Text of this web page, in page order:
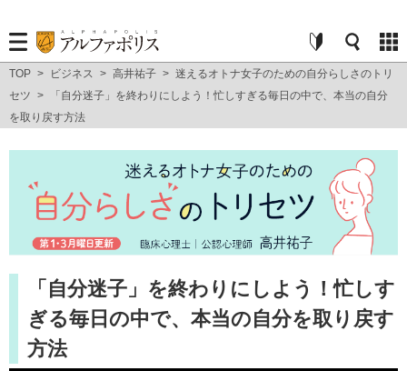
TOP > ビジネス > 高井祐子 > 迷えるオトナ女子のための自分らしさのトリ
セツ >
「自分迷子」を終わりにしよう！忙しすぎる毎日の中で、本当の自分
を取り戻す方法
「自分迷子」を終わりにしよう！忙しす
ぎる毎日の中で、本当の自分を取り戻す
方法